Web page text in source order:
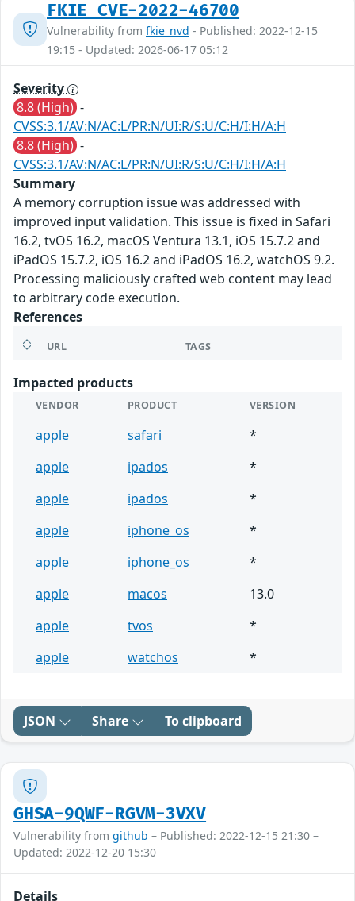
FKIE_CVE-2022-46700
Vulnerability from fkie_nvd - Published: 2022-12-15
19:15 - Updated: 2026-06-17 05:12
Severity
8.8 (High) -
CVSS:3.1/AV:N/AC:L/PR:N/UI:R/S:U/C:H/I:H/A:H
8.8 (High) -
CVSS:3.1/AV:N/AC:L/PR:N/UI:R/S:U/C:H/I:H/A:H
Summary
A memory corruption issue was addressed with
improved input validation. This issue is fixed in Safari
16.2, tvOS 16.2, macOS Ventura 13.1, iOS 15.7.2 and
iPadOS 15.7.2, iOS 16.2 and iPadOS 16.2, watchOS 9.2.
Processing maliciously crafted web content may lead
to arbitrary code execution.
References
URL TAGS
Impacted products
VENDOR PRODUCT VERSION
apple safari
*
apple
ipados
*
apple
ipados
*
apple
iphone_os
*
apple
iphone_os
*
apple
macos
13.0
apple
tvos
*
apple
watchos *
JSON Share To clipboard
GHSA-9QWF-RGVM-3VXV
Vulnerability from github – Published: 2022-12-15 21:30 –
Updated: 2022-12-20 15:30
Details